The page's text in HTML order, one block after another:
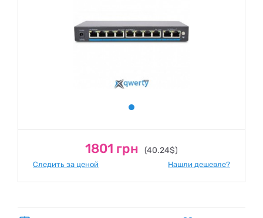
1801 грн (40.24$)
Следить за ценой Нашли дешевле?